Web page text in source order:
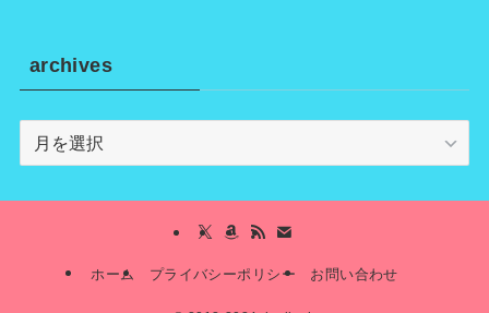
archives
archives
ホーム プライバシーポリシー お問い合わせ